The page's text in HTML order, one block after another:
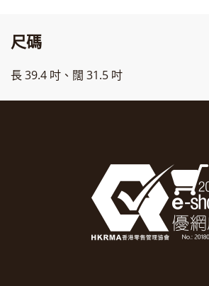
尺碼
長 39.4 吋、闊 31.5 吋